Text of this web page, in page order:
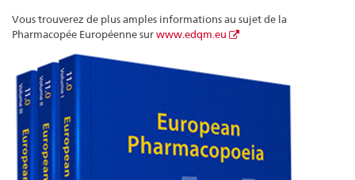
Vous trouverez de plus amples informations au sujet de la
Pharmacopée Européenne surwww.edqm.eu